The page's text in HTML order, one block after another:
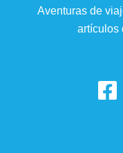
Aventuras de
artículos